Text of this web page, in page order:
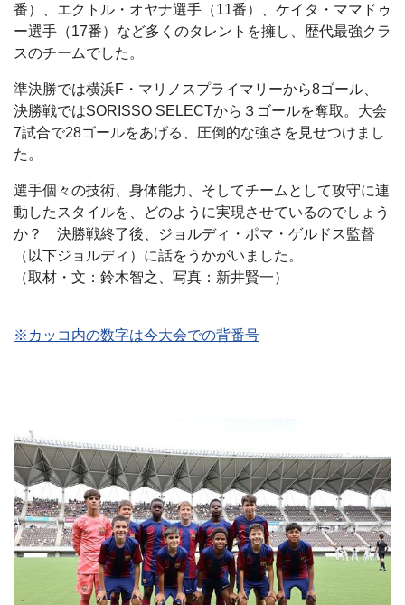
番）、エクトル・オヤナ選手（11番）、ケイタ・ママドゥ
ー選手（17番）など多くのタレントを擁し、歴代最強クラ
スのチームでした。
準決勝では横浜F・マリノスプライマリーから8ゴール、
決勝戦ではSORISSO SELECTから３ゴールを奪取。大会
7試合で28ゴールをあげる、圧倒的な強さを見せつけまし
た。
選手個々の技術、身体能力、そしてチームとして攻守に連
動したスタイルを、どのように実現させているのでしょう
か？ 決勝戦終了後、ジョルディ・ポマ・ゲルドス監督
（以下ジョルディ）に話をうかがいました。
（取材・文：鈴木智之、写真：新井賢一）
※カッコ内の数字は今大会での背番号